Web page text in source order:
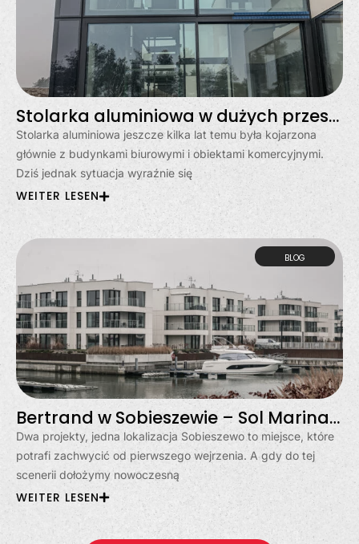
Stolarka aluminiowa w dużych przeszkleniach? Moda, czy stały trend?
Stolarka aluminiowa jeszcze kilka lat temu była kojarzona
głównie z budynkami biurowymi i obiektami komercyjnymi.
Dziś jednak sytuacja wyraźnie się
WEITER LESEN
BLOG
Bertrand w Sobieszewie – Sol Marina i Klimatyczna
Dwa projekty, jedna lokalizacja Sobieszewo to miejsce, które
potrafi zachwycić od pierwszego wejrzenia. A gdy do tej
scenerii dołożymy nowoczesną
WEITER LESEN